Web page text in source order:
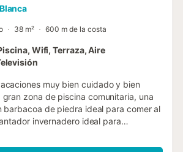
38 m² 600 m de la costa
Wifi, Terraza, Aire
muy bien cuidado y bien
zona de piscina comunitaria, una
barbacoa de piedra ideal para comer al
invernadero ideal para